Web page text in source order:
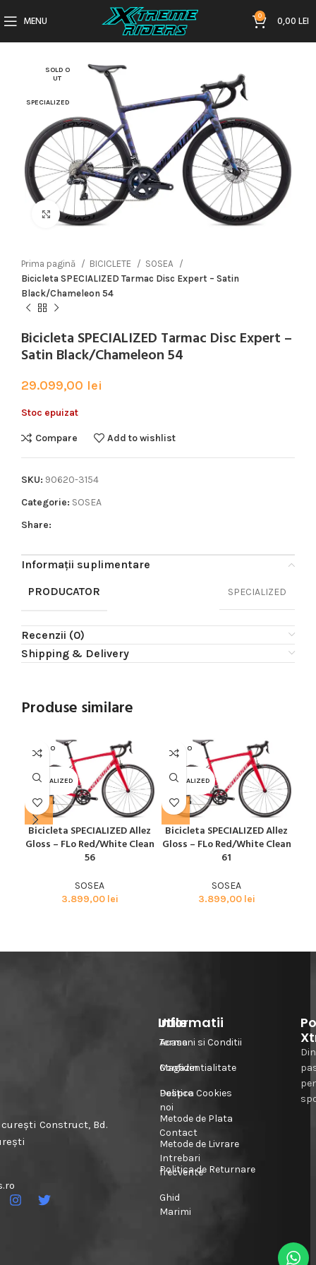
MENU 0 0,00LEI
SOLD O
UT
SPECIALIZED
Click to enlarge
Prima pagină BICICLETE
SOSEA
Bicicleta SPECIALIZED Tarmac Disc Expert – Satin
Black/Chameleon 54
Bicicleta SPECIALIZED Tarmac Disc Expert –
Satin Black/Chameleon 54
29.099,00 lei
Stoc epuizat
Compare Add to wishlist
SKU: 90620-3154
Categorie: SOSEA
Share:
Informații suplimentare
PRODUCATOR
SPECIALIZED
Recenzii (0)
Shipping & Delivery
Produse similare
SOLD O
UT
SPECIALIZED
Bicicleta SPECIALIZED Allez
Gloss – FLo Red/White Clean
56
SOSEA
3.899,00 lei
SOLD O
UT
SPECIALIZED
Bicicleta SPECIALIZED Allez
Gloss – FLo Red/White Clean
61
SOSEA
3.899,00 lei
Construct, Bd.
Informatii
Acasa
Magazin
Despre
noi
Contact
Intrebari
frecvente
Ghid
Marimi
Utile
Termeni si Conditii
Confidentialitate
Politica Cookies
Metode de Plata
Metode de Livrare
Politica de Returnare
Din